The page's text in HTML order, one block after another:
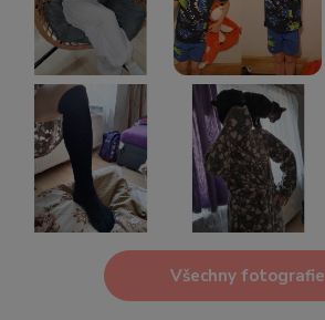
Všechny fotografie